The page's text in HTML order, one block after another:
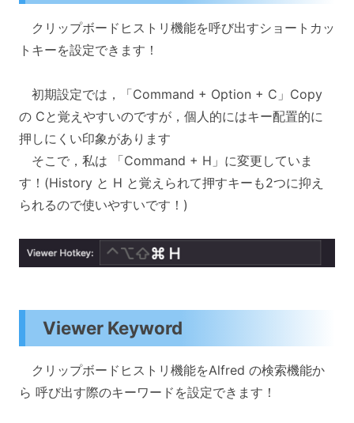
クリップボードヒストリ機能を呼び出すショートカッ
トキーを設定できます！
初期設定では，「Command + Option + C」Copy
の Cと覚えやすいのですが，個人的にはキー配置的に
押しにくい印象があります
そこで，私は 「Command + H」に変更していま
す！(History と H と覚えられて押すキーも2つに抑え
られるので使いやすいです！)
Viewer Keyword
クリップボードヒストリ機能をAlfred の検索機能か
ら 呼び出す際のキーワードを設定できます！